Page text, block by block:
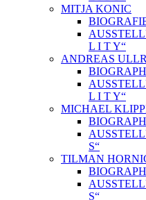
MITJA KONIC
L I T Y“
ANDREAS
L I T Y“
MICHAEL
S“
TILMAN
S“